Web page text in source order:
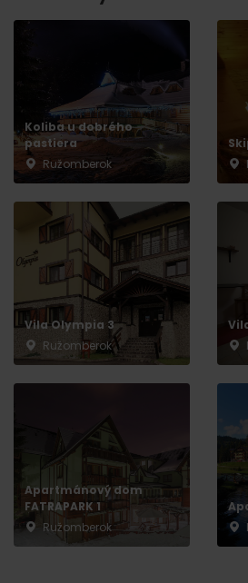
Koliba u dobrého
pastiera
Ružomberok
Vila Olympia 3
Ružomberok
Apartmánový dom
FATRAPARK 1
Ružomberok